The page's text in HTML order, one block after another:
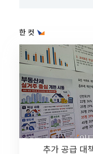
한 컷
추가 공급 대